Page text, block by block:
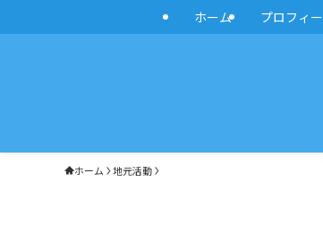
ホーム プロフィ
ホーム 地元活動